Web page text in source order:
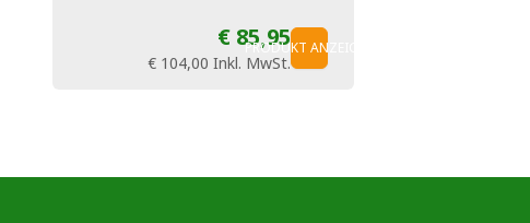
€ 85,95
€ 104,00 Inkl. MwSt.
PRODUKT ANZEIGEN